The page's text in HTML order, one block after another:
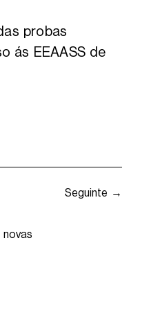
probas
ás EEAASS de
Seguinte →